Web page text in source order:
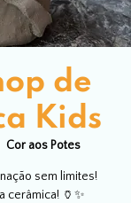
de
Kids
Cor aos Potes
sem limites!
cerâmica! 🏺✨